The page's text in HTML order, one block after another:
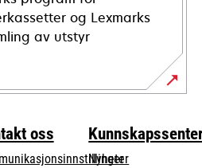
og Lexmarks
av utstyr
oss
Nyheter